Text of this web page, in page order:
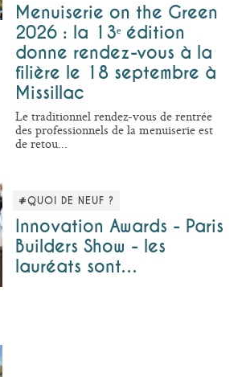
Menuiserie on the Green
2026 : la 13ᵉ édition
donne rendez-vous à la
filière le 18 septembre à
Missillac
Le traditionnel rendez-vous de rentrée
des professionnels de la menuiserie est
de retou...
#QUOI DE NEUF ?
Innovation Awards - Paris
Builders Show - les
lauréats sont…